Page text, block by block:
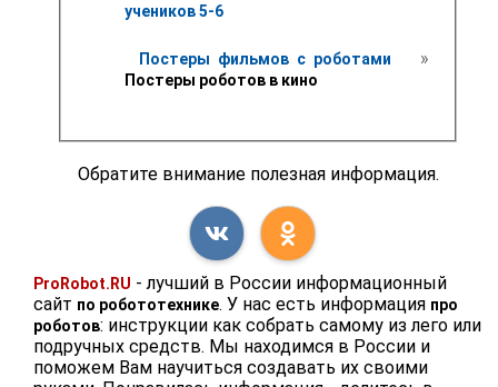
учеников 5-6
Постеры фильмов с роботами »
Постеры роботов в кино
Обратите внимание полезная информация.
ProRobot.RU - лучший в России информационный
сайт по робототехнике. У нас есть информация про
роботов: инструкции как собрать самому из лего или
подручных средств. Мы находимся в России и
поможем Вам научиться создавать их своими